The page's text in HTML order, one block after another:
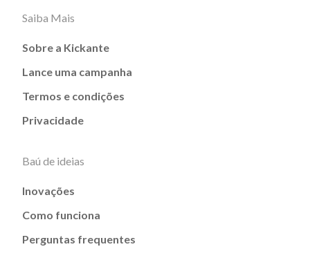
Saiba Mais
Sobre a Kickante
Lance uma campanha
Termos e condições
Privacidade
Baú de ideias
Inovações
Como funciona
Perguntas frequentes